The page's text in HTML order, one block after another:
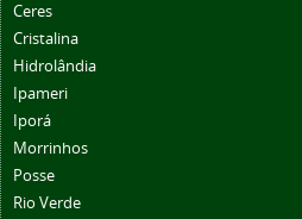
Ceres
Cristalina
Hidrolândia
Ipameri
Iporá
Morrinhos
Posse
Rio Verde